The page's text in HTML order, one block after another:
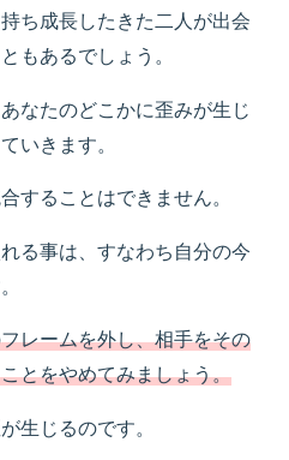
ち成長したきた二人が出会
もあるでしょう。
なたのどこかに歪みが生じ
いきます。
することはできません。
る事は、すなわち自分の今
レームを外し、相手をその
とをやめてみましょう。
生じるのです。